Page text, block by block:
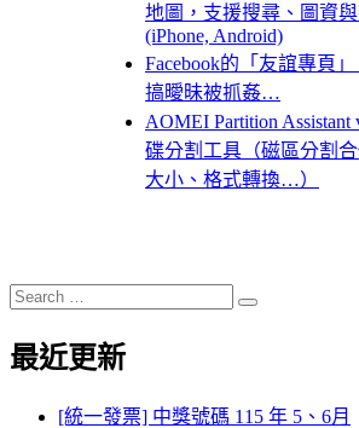
地圖，支援搜尋、圖資
(iPhone, Android)
Facebook的「友誼專頁
搞曖昧被抓姦…
AOMEI Partition Assistant
碟分割工具（磁區分割
大小、格式轉換…）
Search
for:
Search
最近更新
[統一發票] 中獎號碼 115 年 5、6月